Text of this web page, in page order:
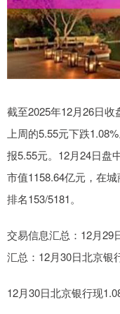
截至2025年12月26日
上周的5.55元下跌
报5.55元。12月24日盘
市值1158.64亿元，在
排名153/5181。
交易信息汇总：12月29
汇总：12月30日北京银
12月30日北京银行现